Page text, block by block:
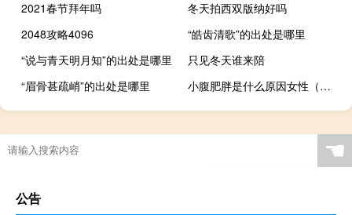
2021春节拜年吗
冬天拍西双版纳好吗
2048攻略4096
“皓齿清歌”的出处是哪里
“说与青天明月知”的出处是哪里
只见冬天谁来陪
“眉骨甚疏峭”的出处是哪里
小腹肥胖是什么原因女性（小腹肥胖是什么原因）
☚
公告